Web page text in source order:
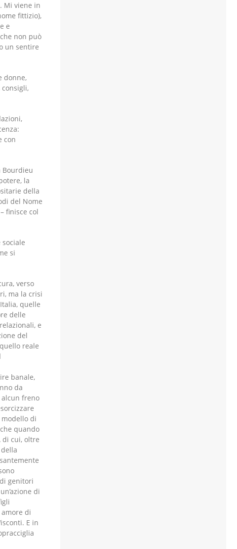
Mi viene in
fittizio),
e
non può
un sentire
donne,
con
Bourdieu
la
della
del Nome
finisce col
si
verso
ma la crisi
quelle
delle
e
del
reale
banale,
da
alcun freno
di
quando
di cui, oltre
genitori
di
di
E in